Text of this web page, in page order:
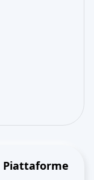
Piattaforme